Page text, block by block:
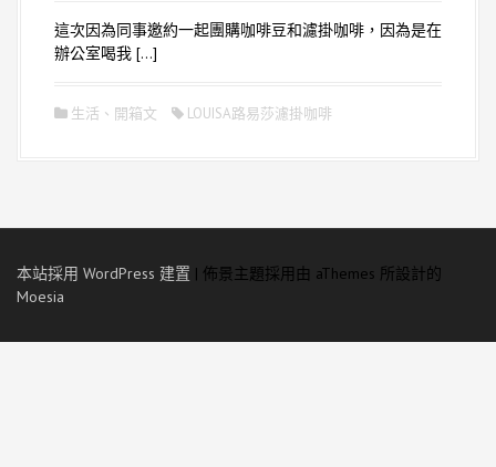
這次因為同事邀約一起團購咖啡豆和濾掛咖啡，因為是在
辦公室喝我 […]
生活 、 開箱文 LOUISA路易莎濾掛咖啡
本站採用 WordPress 建置 | 佈景主題採用由 aThemes 所設計的
Moesia